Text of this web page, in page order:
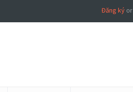
Đăng kýor